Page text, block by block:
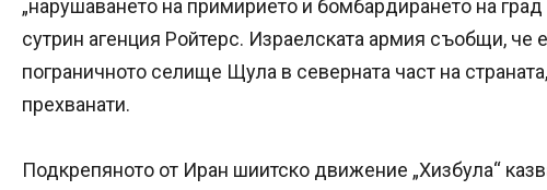
„нарушаването на примирието и бомбардирането на
сутрин агенция Ройтерс. Израелската армия съобщи, че
пограничното селище Щула в северната част на
прехванати.
Подкрепяното от Иран шиитско движение „Хизбула“